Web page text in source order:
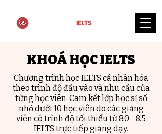
​KHOÁ HỌC IELTS
Chương trình học IELTS cá nhân hóa
theo trình độ đầu vào và nhu cầu của
từng học viên. Cam kết lớp học sĩ số
nhỏ dưới 10 học viên do các giảng
viên có trình độ tối thiểu từ 8.0 - 8.5
IELTS trực tiếp giảng dạy.